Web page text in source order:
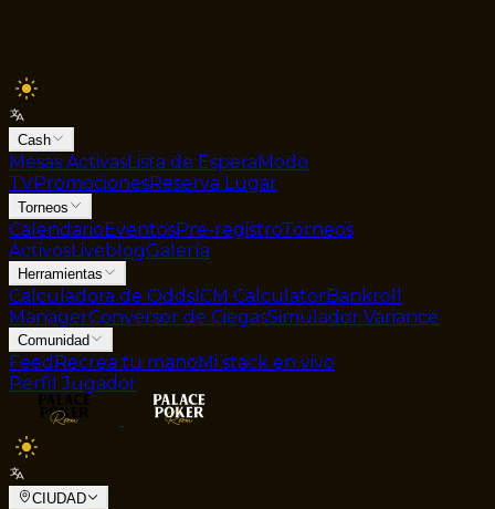
Cash
Mesas ActivasLista de Espera Modo
TVPromocionesReserva Lugar
Torneos
CalendarioEventosPre-registroTorneos
ActivosLiveblogGalería
Herramientas
Calculadora de OddsICM CalculatorBankroll
ManagerConversor de CiegasSimulador Variance
Comunidad
Feed Recrea tu mano Mi stack en vivo
Perfil Jugador
CIUDAD